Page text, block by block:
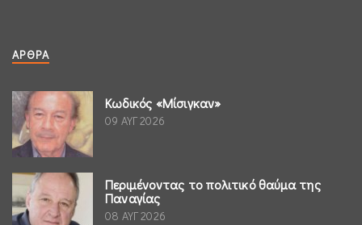
ΆΡΘΡΑ
Κωδικός «Μίσιγκαν»
09 ΑΥΓ 2026
Περιμένοντας το πολιτικό θαύμα της
Παναγίας
08 ΑΥΓ 2026